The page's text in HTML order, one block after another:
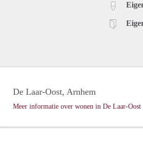
De Laar-Oost, Arnhem
Meer informatie over wonen in De Laar-Oost